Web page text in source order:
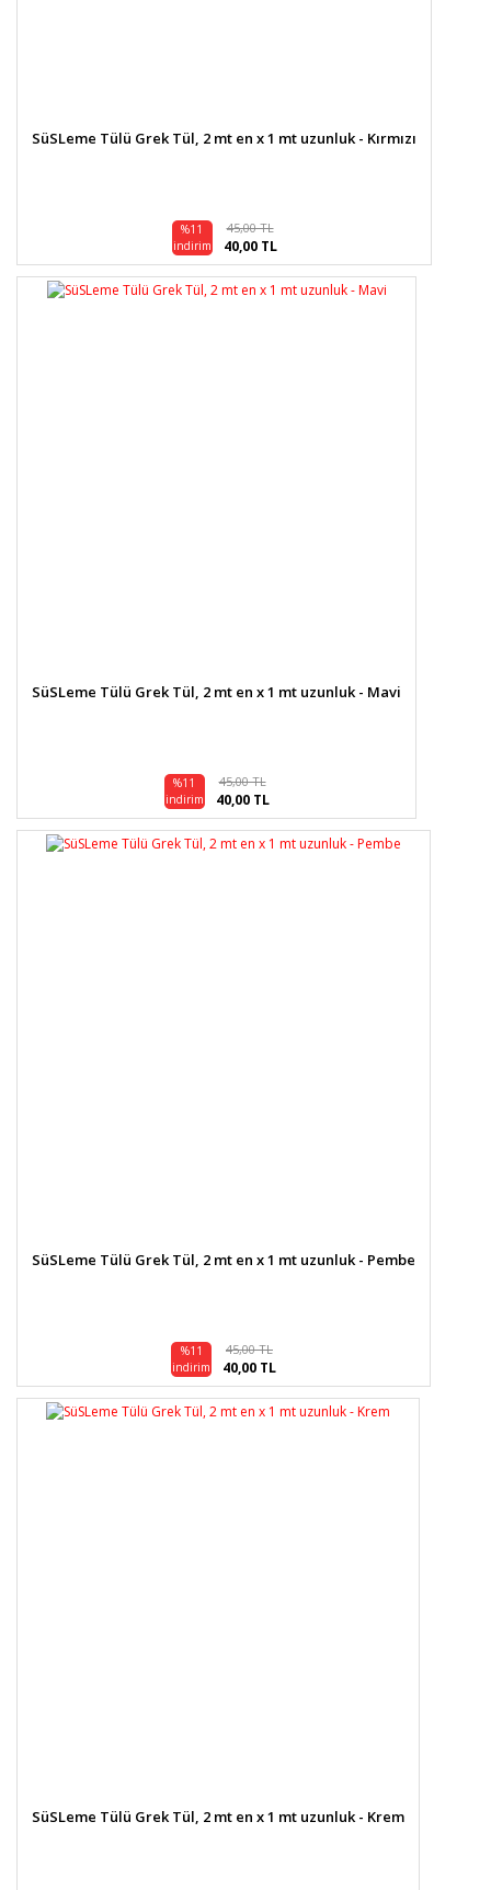
SüSLeme Tülü Grek Tül, 2 mt en x 1 mt uzunluk - Kırmızı
%11
indirim
45,00 TL
40,00 TL
SüSLeme Tülü Grek Tül, 2 mt en x 1 mt uzunluk - Mavi
%11
indirim
45,00 TL
40,00 TL
SüSLeme Tülü Grek Tül, 2 mt en x 1 mt uzunluk - Pembe
%11
indirim
45,00 TL
40,00 TL
SüSLeme Tülü Grek Tül, 2 mt en x 1 mt uzunluk - Krem